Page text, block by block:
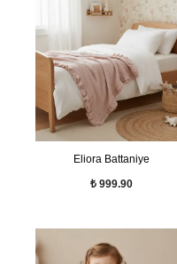
Eliora Battaniye
₺ 999.90